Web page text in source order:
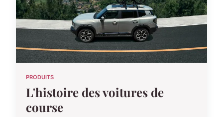
PRODUITS
L'histoire des voitures de
course